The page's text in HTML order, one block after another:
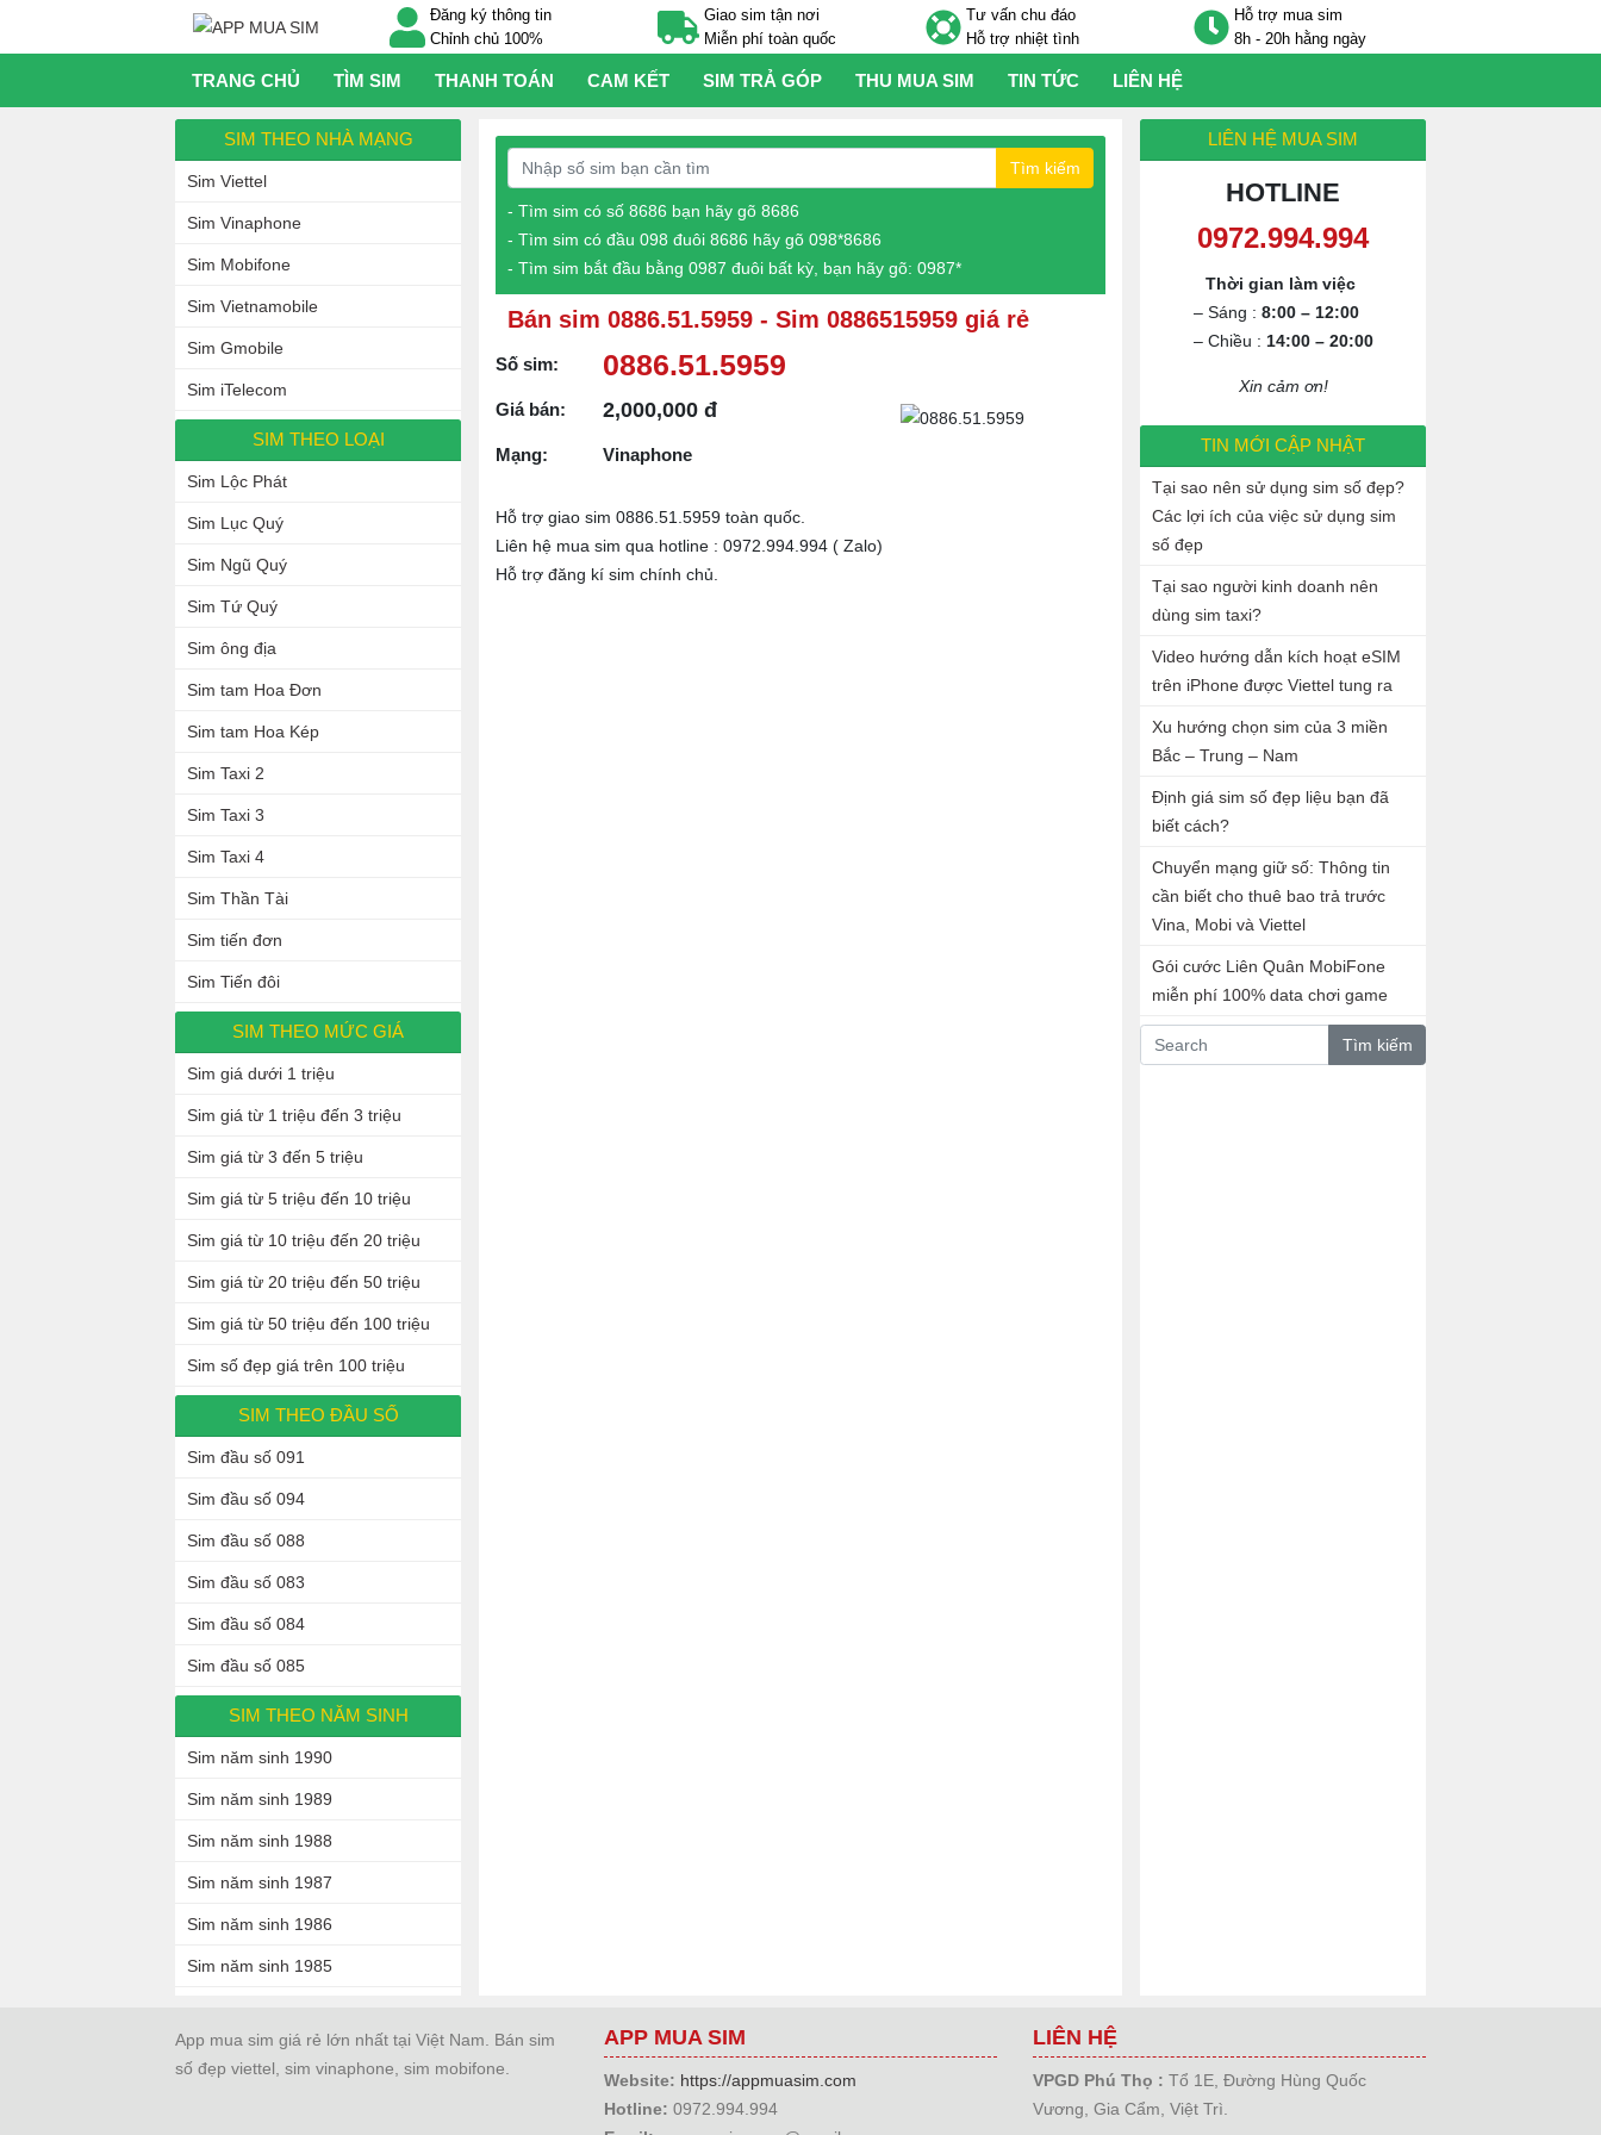
Đăng ký thông tin
Chỉnh chủ 100%
Giao sim tận nơi
Miễn phí toàn quốc
Tư vấn chu đáo
Hỗ trợ nhiệt tình
Hỗ trợ mua sim
8h - 20h hằng ngày
TRANG CHỦ TÌM SIM THANH TOÁN CAM KẾT SIM TRẢ GÓP THU MUA SIM TIN TỨC LIÊN HỆ
Tìm kiếm
- Tìm sim có số 8686 bạn hãy gõ 8686
- Tìm sim có đầu 098 đuôi 8686 hãy gõ 098*8686
- Tìm sim bắt đầu bằng 0987 đuôi bất kỳ, bạn hãy gõ: 0987*
Bán sim 0886.51.5959 - Sim 0886515959 giá rẻ
Số sim: 0886.51.5959
Giá bán: 2,000,000 đ
Mạng: Vinaphone
Hỗ trợ giao sim 0886.51.5959 toàn quốc.
Liên hệ mua sim qua hotline : 0972.994.994 ( Zalo)
Hỗ trợ đăng kí sim chính chủ.
SIM THEO NHÀ MẠNG
Sim Viettel
Sim Vinaphone
Sim Mobifone
Sim Vietnamobile
Sim Gmobile
Sim iTelecom
SIM THEO LOẠI
Sim Lộc Phát
Sim Lục Quý
Sim Ngũ Quý
Sim Tứ Quý
Sim ông địa
Sim tam Hoa Đơn
Sim tam Hoa Kép
Sim Taxi 2
Sim Taxi 3
Sim Taxi 4
Sim Thần Tài
Sim tiến đơn
Sim Tiến đôi
SIM THEO MỨC GIÁ
Sim giá dưới 1 triệu
Sim giá từ 1 triệu đến 3 triệu
Sim giá từ 3 đến 5 triệu
Sim giá từ 5 triệu đến 10 triệu
Sim giá từ 10 triệu đến 20 triệu
Sim giá từ 20 triệu đến 50 triệu
Sim giá từ 50 triệu đến 100 triệu
Sim số đẹp giá trên 100 triệu
SIM THEO ĐẦU SỐ
Sim đầu số 091
Sim đầu số 094
Sim đầu số 088
Sim đầu số 083
Sim đầu số 084
Sim đầu số 085
SIM THEO NĂM SINH
Sim năm sinh 1990
Sim năm sinh 1989
Sim năm sinh 1988
Sim năm sinh 1987
Sim năm sinh 1986
Sim năm sinh 1985
LIÊN HỆ MUA SIM
HOTLINE
0972.994.994
Thời gian làm việc
– Sáng : 8:00 – 12:00
– Chiều : 14:00 – 20:00
Xin cảm ơn!
TIN MỚI CẬP NHẬT
Tại sao nên sử dụng sim số đẹp?
Các lợi ích của việc sử dụng sim
số đẹp
Tại sao người kinh doanh nên
dùng sim taxi?
Video hướng dẫn kích hoạt eSIM
trên iPhone được Viettel tung ra
Xu hướng chọn sim của 3 miền
Bắc – Trung – Nam
Định giá sim số đẹp liệu bạn đã
biết cách?
Chuyển mạng giữ số: Thông tin
cần biết cho thuê bao trả trước
Vina, Mobi và Viettel
Gói cước Liên Quân MobiFone
miễn phí 100% data chơi game
Tìm kiếm
App mua sim giá rẻ lớn nhất tại Việt Nam. Bán sim
số đẹp viettel, sim vinaphone, sim mobifone.
APP MUA SIM
Website: https://appmuasim.com
Hotline: 0972.994.994
LIÊN HỆ
VPGD Phú Thọ : Tổ 1E, Đường Hùng Quốc
Vương, Gia Cẩm, Việt Trì.